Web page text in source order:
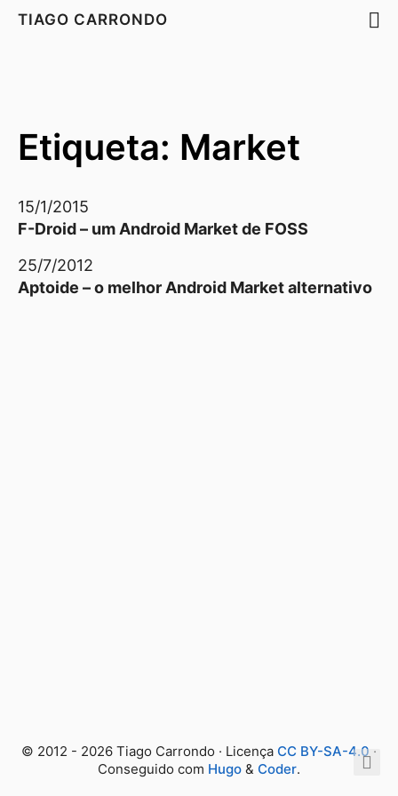
TIAGO CARRONDO
Etiqueta: Market
15/1/2015
F-Droid – um Android Market de FOSS
25/7/2012
Aptoide – o melhor Android Market alternativo
© 2012 - 2026 Tiago Carrondo · Licença CC BY-SA-4.0 ·
Conseguido com Hugo & Coder.